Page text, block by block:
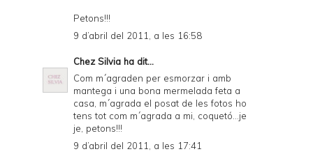
Petons!!!
9 d’abril del 2011, a les 16:58
Chez Silvia ha dit...
Com m´agraden per esmorzar i amb
mantega i una bona mermelada feta a
casa, m´agrada el posat de les fotos ho
tens tot com m´agrada a mi, coquetó...je
je, petons!!!
9 d’abril del 2011, a les 17:41